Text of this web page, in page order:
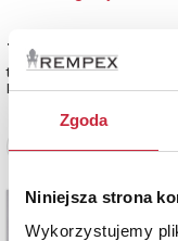
Zgoda
Niniejsza strona
Wykorzystujemy
Tkanina dekoracyjna
tkanina czarna,
Indie, 4 ćw. XX w.
Zobacz pełne informacje